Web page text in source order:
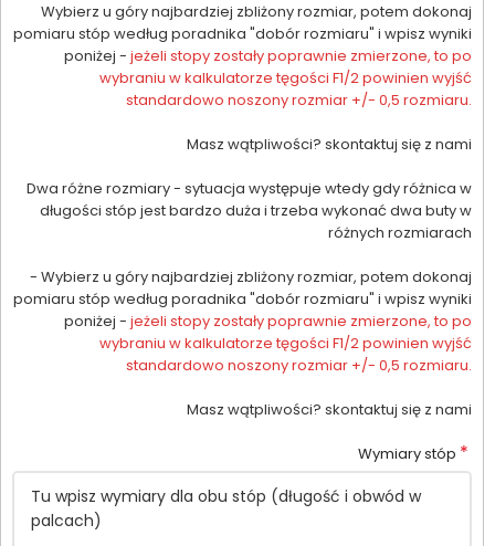
Wybierz u góry najbardziej zbliżony rozmiar, potem dokonaj
pomiaru stóp według poradnika "dobór rozmiaru" i wpisz wyniki
poniżej - jeżeli stopy zostały poprawnie zmierzone, to po
wybraniu w kalkulatorze tęgości F1/2 powinien wyjść
standardowo noszony rozmiar +/- 0,5 rozmiaru.
Masz wątpliwości? skontaktuj się z nami
Dwa różne rozmiary - sytuacja występuje wtedy gdy różnica w
długości stóp jest bardzo duża i trzeba wykonać dwa buty w
różnych rozmiarach
- Wybierz u góry najbardziej zbliżony rozmiar, potem dokonaj
pomiaru stóp według poradnika "dobór rozmiaru" i wpisz wyniki
poniżej - jeżeli stopy zostały poprawnie zmierzone, to po
wybraniu w kalkulatorze tęgości F1/2 powinien wyjść
standardowo noszony rozmiar +/- 0,5 rozmiaru.
Masz wątpliwości? skontaktuj się z nami
Wymiary stóp *